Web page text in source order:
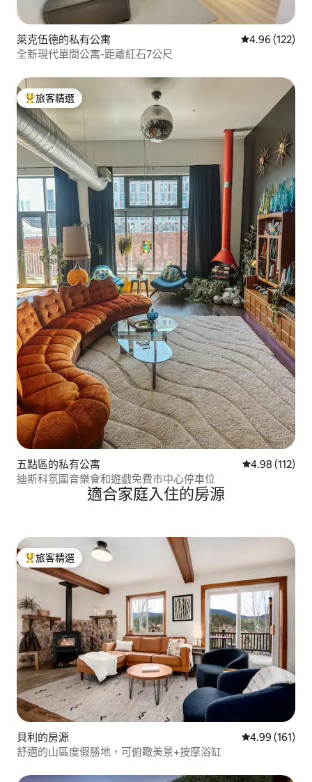
萊克伍德的私有公寓 從 122 則評價
4.96 (122)
全新現代單間公寓-距離紅石7公尺
旅客精選榜首
旅客精選
五點區的私有公寓 從 112 則評價
4.98 (112)
迪斯科氛圍音樂會和遊戲免費市中心停車位
適合家庭入住的房源
旅客精選榜首
旅客精選
貝利的房源 從 161 則評價
4.99 (161)
舒適的山區度假勝地，可俯瞰美景+按摩浴缸